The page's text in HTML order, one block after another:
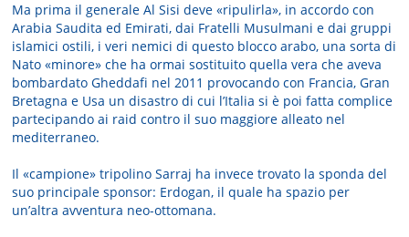
Ma prima il generale Al Sisi deve «ripulirla», in accordo con
Arabia Saudita ed Emirati, dai Fratelli Musulmani e dai gruppi
islamici ostili, i veri nemici di questo blocco arabo, una sorta di
Nato «minore» che ha ormai sostituito quella vera che aveva
bombardato Gheddafi nel 2011 provocando con Francia, Gran
Bretagna e Usa un disastro di cui l’Italia si è poi fatta complice
partecipando ai raid contro il suo maggiore alleato nel
mediterraneo.
Il «campione» tripolino Sarraj ha invece trovato la sponda del
suo principale sponsor: Erdogan, il quale ha spazio per
un’altra avventura neo-ottomana.